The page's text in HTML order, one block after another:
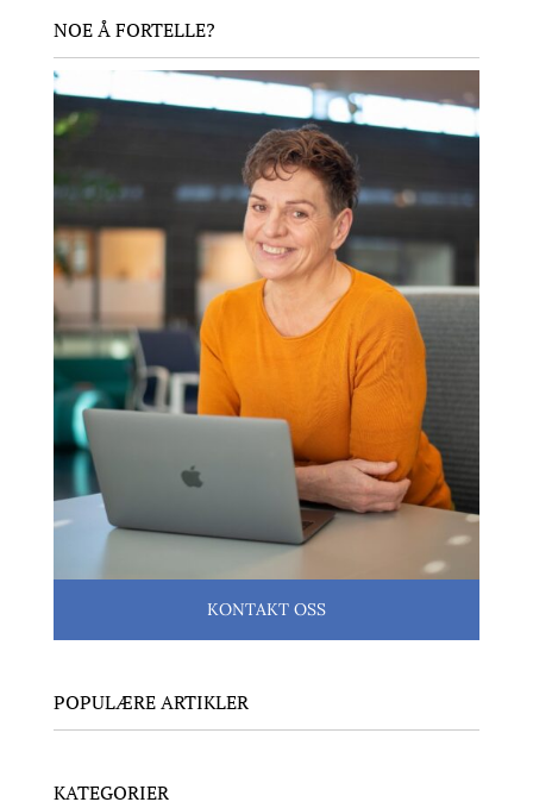
NOE Å FORTELLE?
KONTAKT OSS
POPULÆRE ARTIKLER
KATEGORIER